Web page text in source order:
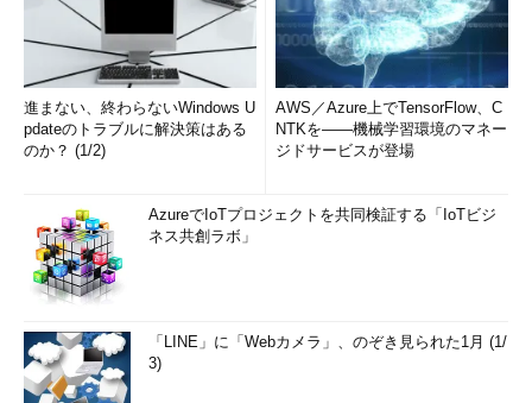
進まない、終わらないWindows U
pdateのトラブルに解決策はある
のか？ (1/2)
AWS／Azure上でTensorFlow、C
NTKを――機械学習環境のマネー
ジドサービスが登場
AzureでIoTプロジェクトを共同検証する「IoTビジ
ネス共創ラボ」
「LINE」に「Webカメラ」、のぞき見られた1月 (1/
3)